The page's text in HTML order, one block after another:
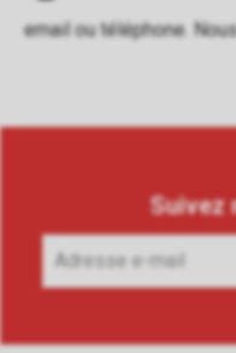
emailoutéléphone.
Suivez